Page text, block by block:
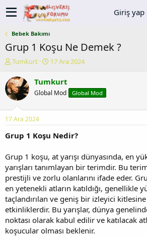
Giriş yap
Bebek Bakımı
Grup 1 Koşu Ne Demek ?
K
n
u
y
b
a
ş
t
a
n
Tumkurt
B
ş
a
ç
r
i
h
i
17 Ara 2024
Tumkurt
Global Mod Global Mod
17 Ara 2024
Grup 1 Koşu Nedir?
Grup 1 koşu, at yarışı dünyasında, en
yarışları tanımlayan bir terimdir. Bu
prestijli ve zorlu olanlarını ifade eder.
en yetenekli atların katıldığı, genellikle
taçlandırılan ve geniş bir izleyici
etkinliklerdir. Bu yarışlar, dünya
noktası olarak kabul edilir ve katılacak
koşucular olması beklenir.